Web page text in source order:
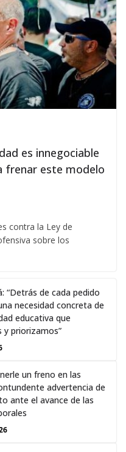
es innegociable
frenar este modelo
contra la Ley de
sobre los
“Detrás de cada pedido
necesidad concreta de
educativa que
y priorizamos”
un freno en las
advertencia de
ante el avance de las